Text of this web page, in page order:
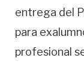
entrega del
para
profesional